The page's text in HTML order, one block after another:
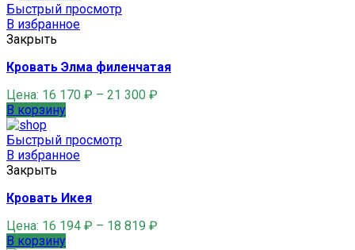
Быстрый просмотр
В избранное
Закрыть
Кровать Элма филенчатая
Цена: 16 170 ₽ – 21 300 ₽
В корзину
Быстрый просмотр
В избранное
Закрыть
Кровать Икея
Цена: 16 194 ₽ – 18 819 ₽
В корзину